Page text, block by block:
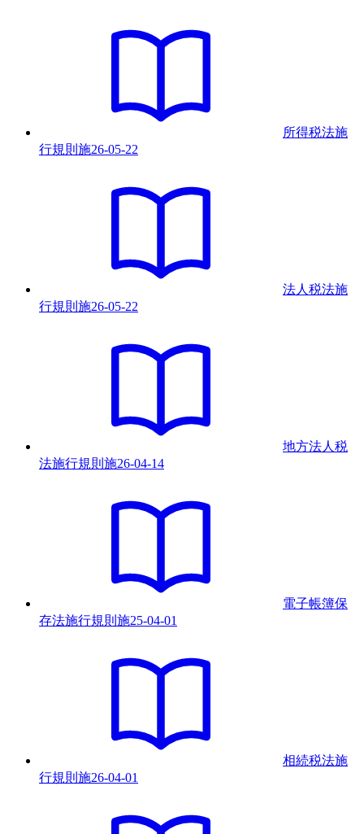
所得税法施
行規則 施26-05-22
法人税法施
行規則 施26-05-22
地方法人税
法施行規則 施26-04-14
電子帳簿保
存法施行規則 施25-04-01
相続税法施
行規則 施26-04-01